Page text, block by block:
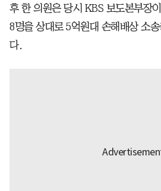
후 한 의원은 당시 KBS 보도본부장
8명을 상대로 5억원대 손해배상 소
다.